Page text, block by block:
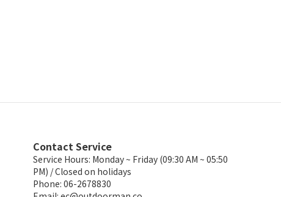
Contact Service
Service Hours: Monday ~ Friday (09:30 AM ~ 05:50
PM) / Closed on holidays
Phone: 06-2678830